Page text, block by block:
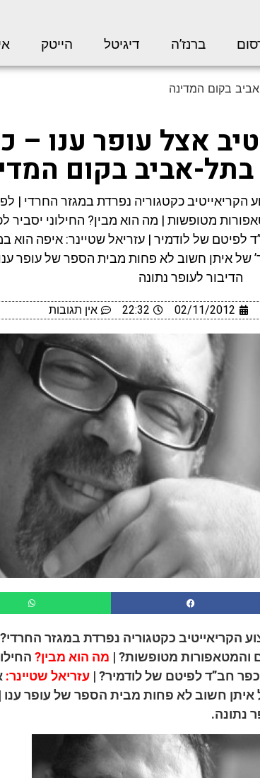
ברנז’ה דיגיטל הייטק
בקום המדינה
אצל עופר ענו –
אביב בקום
הקריאייטיב כקטגוריה נפרדת במגזר החרדי |
מטופשות | מה הוא מבין? החילוני יסביר
לפיטם של לודמיר | עזריאל שטיינר: איפה הוא
של איתן חשוב לא פחות מבית הספר של עופר
הדיבור לעופר נתונה
02/11/2012
22:32 אין תגובות
הקריאייטיב כקטגוריה נפרדת במגזר
והמטאפורות מטופשות? | מה הוא מבין?
חב”ד לפיטם של לודמיר? |עזריאל שטיינר:
איתן חשוב לא פחות מבית הספר של עופר ענו |
נתונה.